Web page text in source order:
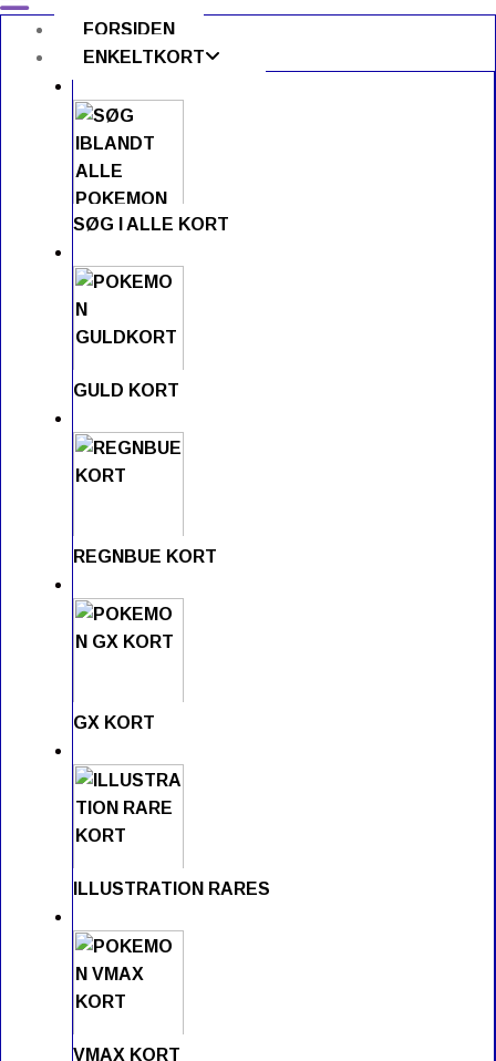
FORSIDEN
ENKELTKORT
SØG I ALLE KORT
GULD KORT
REGNBUE KORT
GX KORT
ILLUSTRATION RARES
VMAX KORT